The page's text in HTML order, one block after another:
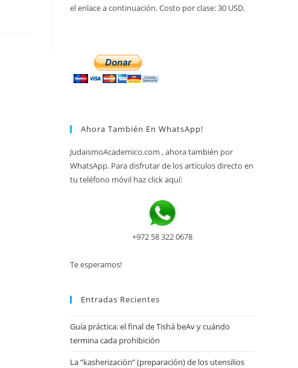
el enlace a continuación. Costo por clase: 30 USD.
Ahora También En WhatsApp!
JudaismoAcademico.com , ahora también por
WhatsApp. Para disfrutar de los artículos directo en
tu teléfono móvil haz click aquí:
+972 58 322 0678
Te esperamos!
Entradas Recientes
Guía práctica: el final de Tishá beAv y cuándo
termina cada prohibición
La “kasherización” (preparación) de los utensilios